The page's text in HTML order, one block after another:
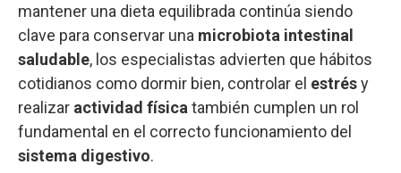
mantener una dieta equilibrada continúa siendo
clave para conservar una microbiota intestinal
saludable, los especialistas advierten que hábitos
cotidianos como dormir bien, controlar el estrésy
realizar actividad física también cumplen un rol
fundamental en el correcto funcionamiento del
sistema digestivo.